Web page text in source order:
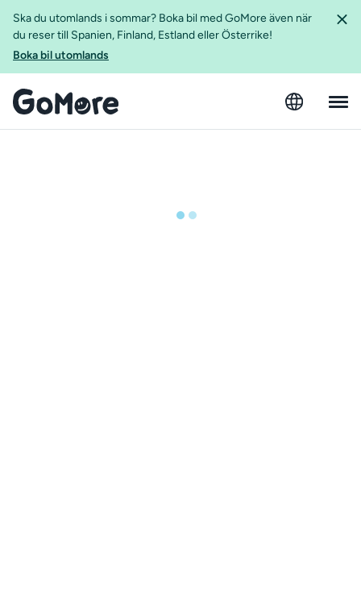
Ska du utomlands i sommar? Boka bil med GoMore även när
du reser till Spanien, Finland, Estland eller Österrike!
Boka bil utomlands